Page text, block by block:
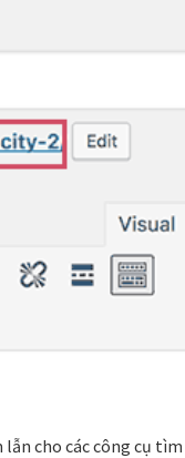
cho các công cụ tìm